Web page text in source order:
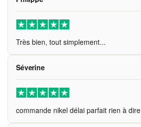
Très bien, tout simplement...
Séverine
commande nikel délai parfait rien à dire